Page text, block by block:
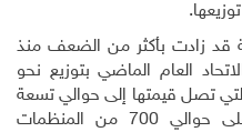
قد زادت بأكثر من الضعف منذ
العام الماضي بتوزيع نحو
تصل قيمتها إلى حوالي تسعة
ملايين يورو(10 ملايين دولار)، على حوالي 700 من المنظمات